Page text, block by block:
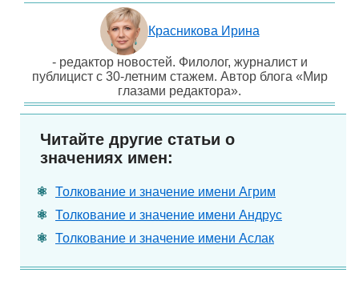
Красникова Ирина
- редактор новостей. Филолог, журналист и
публицист с 30-летним стажем. Автор блога «Мир
глазами редактора».
Читайте другие статьи о
значениях имен:
Толкование и значение имени Агрим
Толкование и значение имени Андрус
Толкование и значение имени Аслак